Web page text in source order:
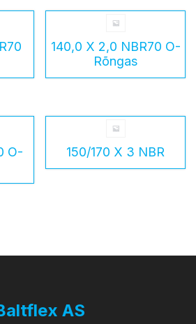
140,0 X 2,0 NBR70 O-
Rõngas
O-
150/170 X 3 NBR
AS